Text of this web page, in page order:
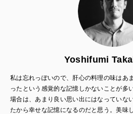
Yoshifumi
私は忘れっぽいので、肝心の料理の味はあ
ったという感覚的な記憶しかないことが多
場合は、あまり良い思い出にはなっていな
たから幸せな記憶になるのだと思う。美味